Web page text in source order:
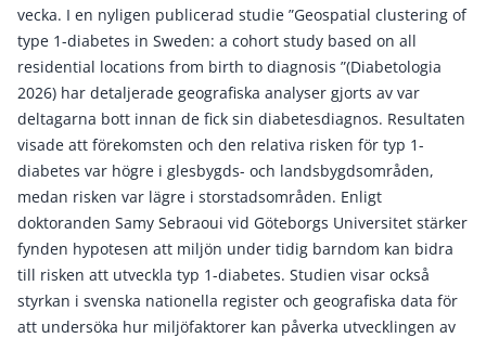
vecka. I en nyligen publicerad studie ”Geospatial clustering of
type 1-diabetes in Sweden: a cohort study based on all
residential locations from birth to diagnosis ”(Diabetologia
2026) har detaljerade geografiska analyser gjorts av var
deltagarna bott innan de fick sin diabetesdiagnos. Resultaten
visade att förekomsten och den relativa risken för typ 1-
diabetes var högre i glesbygds- och landsbygdsområden,
medan risken var lägre i storstadsområden. Enligt
doktoranden Samy Sebraoui vid Göteborgs Universitet stärker
fynden hypotesen att miljön under tidig barndom kan bidra
till risken att utveckla typ 1-diabetes. Studien visar också
styrkan i svenska nationella register och geografiska data för
att undersöka hur miljöfaktorer kan påverka utvecklingen av